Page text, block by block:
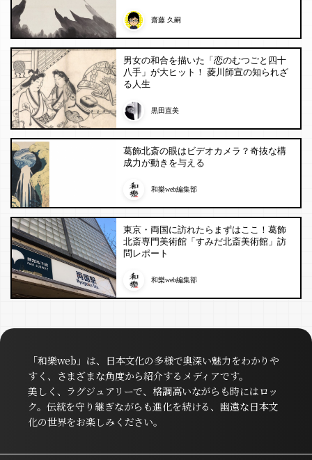
齋藤 久嗣
男女の和合を描いた「恋のむつごと四十
八手」が大ヒット！ 菱川師宣の知られざ
る人生
黒田直美
葛飾北斎の眼はビデオカメラ？奇抜な構
成力が動きを与える
和樂web編集部
東京・両国に訪れたらまずはここ！葛飾
北斎専門美術館「すみだ北斎美術館」訪
問レポート
和樂web編集部
「和樂web」は、日本文化の多様で奥深い魅力をわかりや
すく、さまざまな角度から紹介するメディアです。
美しく、ラグジュアリーで、格調高いながらも時にはロッ
ク。伝統を守り継ぎながらも進化を続ける、幽遠な日本文
化の世界をお楽しみください。